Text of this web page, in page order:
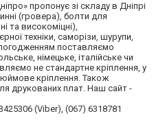
пропонує зі складу в Дніпрі
(гровера), болти для
та високоміцні),
техніки, саморізи, шурупи,
поставляємо
німецьке, італійське чи
не стандартне кріплення, у
кріплення. Також
друкованих плат. Наш сайт -
(Viber), (067) 6318781